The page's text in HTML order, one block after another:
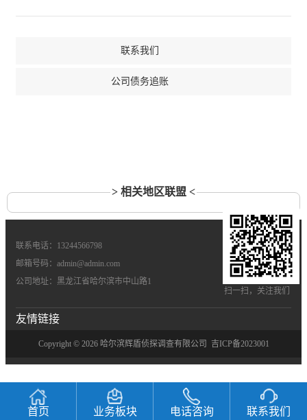
联系我们
公司债务追账
> 相关地区联盟 <
联系电话：13244566798
邮箱号码：admin@admin.com
公司地址：黑龙江省哈尔滨市中山路1
扫一扫，关注我们
友情链接
Copyright © 2026 哈尔滨辉盾侦探调查有限公司 吉ICP备2023001
首页 业务板块 电话咨询 联系我们